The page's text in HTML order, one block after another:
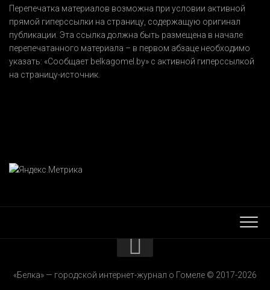
Перепечатка материалов возможна при условии активной
прямой гиперссылки на страницу, содержащую оригинал
публикации. Эта ссылка должна быть размещена в начале
перепечатанного материала – в первом абзаце необходимо
указать: «Сообщает belkagomel.by» с активной гиперссылкой
на страницу-источник.
РЕКЛАМОДАТЕЛЯМ
«Белка» — городской интернет-журнал о Гомеле © 2017-2026